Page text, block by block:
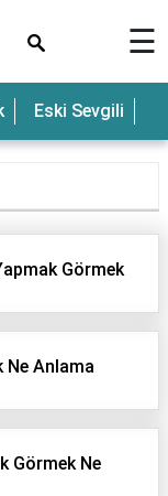
☰
Eski Sevgili
Görmek
Ne Anlama
Görmek Ne